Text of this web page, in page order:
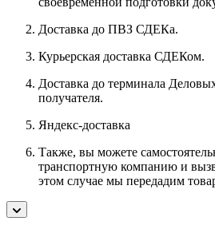
Доставка до ПВЗ СДЕКа.
Курьерская доставка СДЕКом.
Доставка до терминала
получателя.
Яндекс-доставка
Также, вы можете
транспортную компанию и
этом случае мы передадим